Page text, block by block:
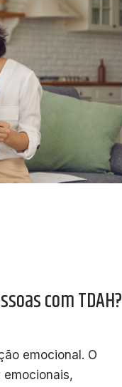
com TDAH?
emocional. O
emocionais,